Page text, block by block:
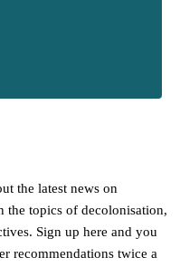
the latest news on
topics of decolonisation,
Sign up here and you
recommendations twice a